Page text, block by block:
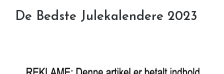
De Bedste Julekalendere 2023